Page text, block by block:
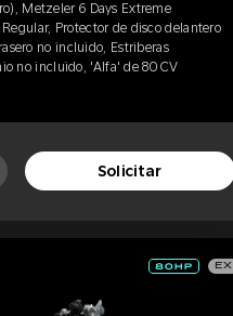
Metzeler 6 Days Extreme
Protector de disco delantero
no incluido, Estriberas
no incluido, 'Alfa' de 80 CV
Solicitar
EX